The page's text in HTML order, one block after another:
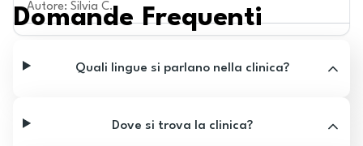
Autore: Silvia C.
Domande Frequenti
Quali lingue si parlano nella clinica?
Dove si trova la clinica?